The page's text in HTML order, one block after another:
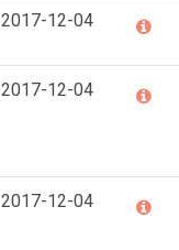
2017-12-04
2017-12-04
2017-12-04